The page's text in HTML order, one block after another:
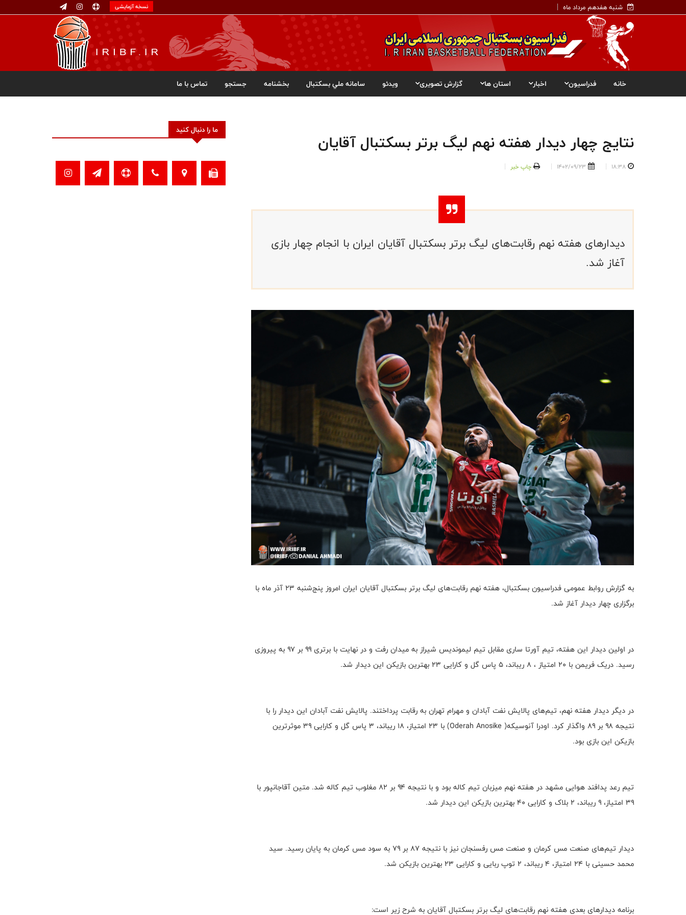
شنبه هفدهم مرداد ماه نسخه آزمایشی
خانه فدراسیون اخبار استان ها گزارش تصویری ویدئو سامانه ملي بسکتبال بخشنامه جستجو تماس با ما
نتایج چهار دیدار هفته نهم لیگ برتر بسکتبال آقایان
18:38
1402/09/23 چاپ خبر
دیدارهای هفته نهم رقابت‌های لیگ برتر بسکتبال آقایان ایران با انجام چهار بازی
آغاز شد.
به گزارش روابط عمومی فدراسیون بسکتبال، هفته نهم رقابت‌های لیگ برتر بسکتبال آقایان ایران امروز پنج‌شنبه ۲۳ آذر ماه با
برگزاری چهار دیدار آغاز شد.
در اولین دیدار این هفته، تیم آورتا ساری مقابل تیم لیموندیس شیراز به میدان رفت و در نهایت با برتری ۹۹ بر ۹۷ به پیروزی
رسید. دریک فریمن با ۲۰ امتیاز ، ۸ ریباند، ۵ پاس گل و کارایی ۲۳ بهترین بازیکن این دیدار شد.
در دیگر دیدار هفته نهم، تیم‌های پالایش نفت آبادان و مهرام تهران به رقابت پرداختند. پالایش نفت آبادان این دیدار را با
نتیجه ۹۸ بر ۸۹ واگذار کرد. اودرا آنوسیکه( Oderah Anosike) با ۲۳ امتیاز، ۱۸ ریباند، ۳ پاس گل و کارایی ۳۹ موثرترین
بازیکن این بازی بود.
تیم رعد پدافند هوایی مشهد در هفته نهم میزبان تیم کاله بود و با نتیجه ۹۴ بر ۸۲ مغلوب تیم کاله شد. متین آقاجانپور با
۳۹ امتیاز، ۹ ریباند، ۲ بلاک و کارایی ۴۰ بهترین بازیکن این دیدار شد.
دیدار تیم‌های صنعت مس کرمان و صنعت مس رفسنجان نیز با نتیجه ۸۷ بر ۷۹ به سود مس کرمان به پایان رسید‌. سید
محمد حسینی با ۲۴ امتیاز، ۴ ریباند، ۲ توپ ربایی و کارایی ۲۳ بهترین بازیکن شد.
برنامه دیدارهای بعدی هفته نهم رقابت‌های لیگ برتر بسکتبال آقایان به شرح زیر است:
ما را دنبال کنید